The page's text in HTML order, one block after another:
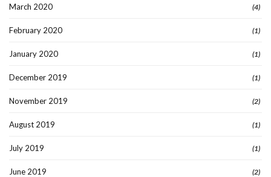
March 2020 (4)
February 2020 (1)
January 2020 (1)
December 2019 (1)
November 2019 (2)
August 2019 (1)
July 2019 (1)
June 2019 (2)